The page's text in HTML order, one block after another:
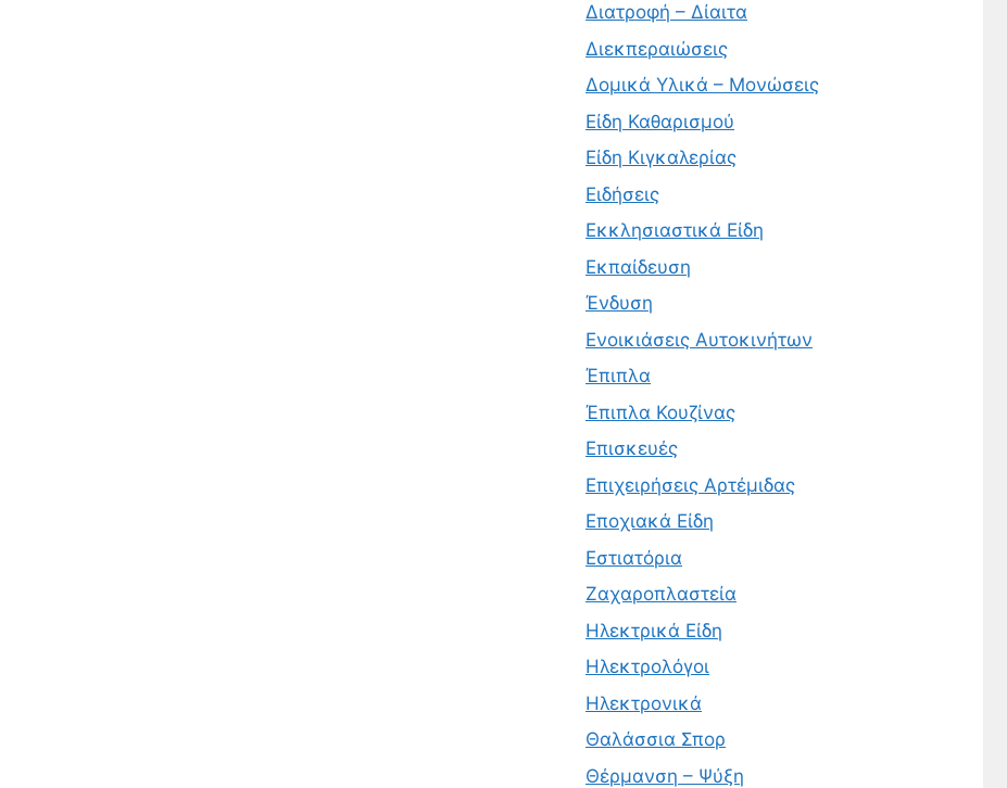
Διατροφή – Δίαιτα
Διεκπεραιώσεις
Δομικά Υλικά – Μονώσεις
Είδη Καθαρισμού
Είδη Κιγκαλερίας
Ειδήσεις
Εκκλησιαστικά Είδη
Εκπαίδευση
Ένδυση
Ενοικιάσεις Αυτοκινήτων
Έπιπλα
Έπιπλα Κουζίνας
Επισκευές
Επιχειρήσεις Αρτέμιδας
Εποχιακά Είδη
Εστιατόρια
Ζαχαροπλαστεία
Ηλεκτρικά Είδη
Ηλεκτρολόγοι
Ηλεκτρονικά
Θαλάσσια Σπορ
Θέρμανση – Ψύξη